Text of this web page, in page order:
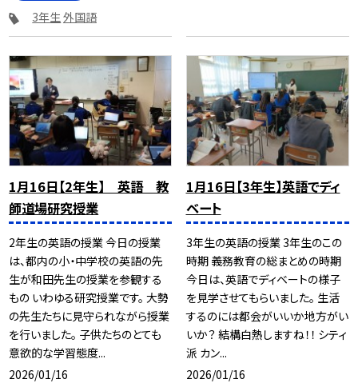
3年生外国語
1月16日【2年生】 英語 教
師道場研究授業
2年生の英語の授業 今日の授業
は、都内の小・中学校の英語の先
生が和田先生の授業を参観する
もの いわゆる研究授業です。 大勢
の先生たちに見守られながら授業
を行いました。 子供たちのとても
意欲的な学習態度...
2026/01/16
1月16日【3年生】英語でディ
ベート
3年生の英語の授業 3年生のこの
時期 義務教育の総まとめの時期
今日は、英語でディベートの様子
を見学させてもらいました。 生活
するのには都会がいいか地方がい
いか？ 結構白熱しますね！！ シティ
派 カン...
2026/01/16